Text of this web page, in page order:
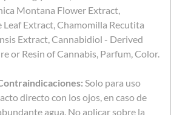
Montana Flower Extract,
Extract, Chamomilla Recutita
Extract, Cannabidiol - Derived
or Resin of Cannabis, Parfum, Color.
Solo para uso
directo con los ojos, en caso de
agua. No aplicar sobre la